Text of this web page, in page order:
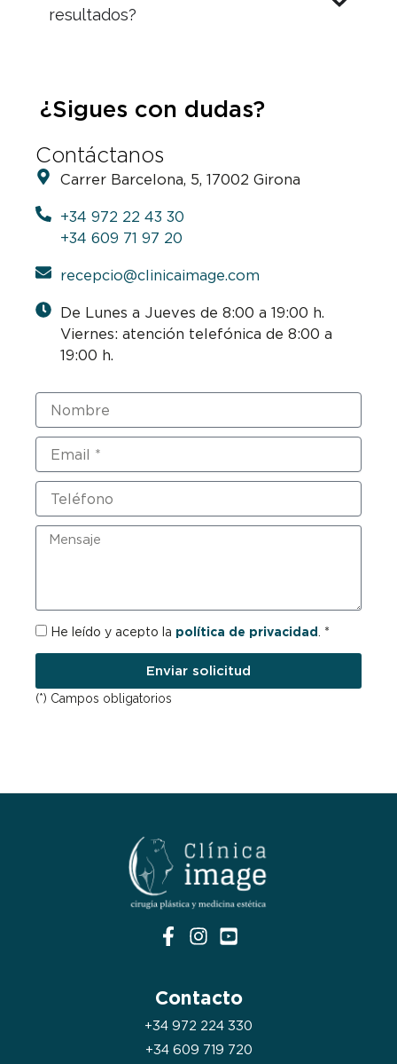
resultados?
¿Sigues con dudas?
Contáctanos
Carrer Barcelona, 5, 17002 Girona
+34 972 22 43 30
+34 609 71 97 20
recepcio@clinicaimage.com
De Lunes a Jueves de 8:00 a 19:00 h.
Viernes: atención telefónica de 8:00 a
19:00 h.
Nombre
Email
Teléfono
Mensaje
RGPDHe leído y acepto la política de privacidad . *
Enviar solicitud
(*) Campos obligatorios
Contacto
+34 972 224 330
+34 609 719 720